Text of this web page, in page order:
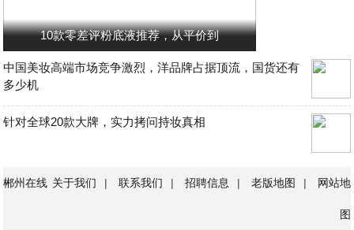
10款零差评粉底液推荐，从平价到
中国美妆高端市场竞争激烈，洋品牌占据顶流，国货还有
多少机
针对全球20款大牌，实力拷问持妆真相
郴州在线 关于我们 | 联系我们 | 招聘信息 | 老版地图 | 网站地
图